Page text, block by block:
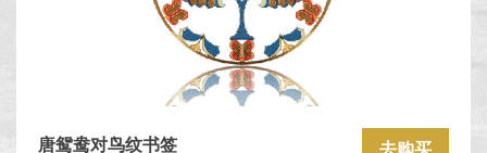
唐鸳鸯对鸟纹书签 去购买